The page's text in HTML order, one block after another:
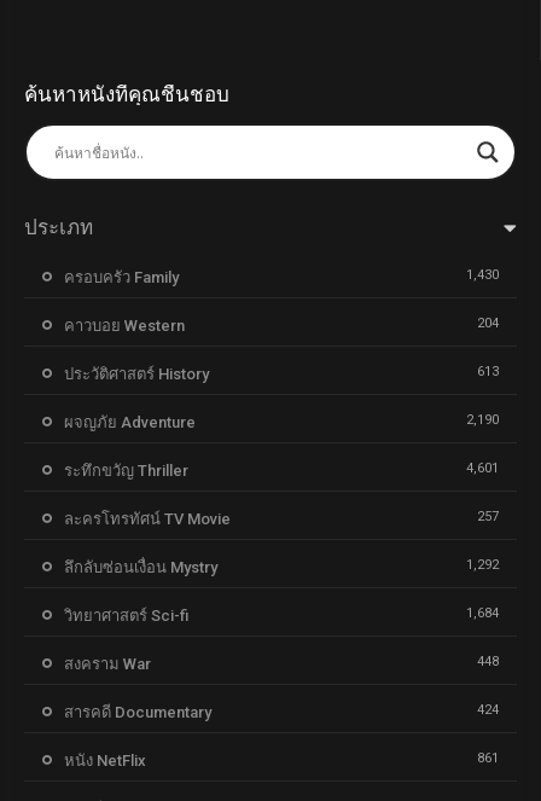
ค้นหาหนังที่คุณชื่นชอบ
ประเภท
ครอบครัว Family 1,430
คาวบอย Western 204
ประวัติศาสตร์ History 613
ผจญภัย Adventure 2,190
ระทึกขวัญ Thriller 4,601
ละครโทรทัศน์ TV Movie 257
ลึกลับซ่อนเงื่อน Mystry 1,292
วิทยาศาสตร์ Sci-fi 1,684
สงคราม War 448
สารคดี Documentary 424
หนัง NetFlix 861